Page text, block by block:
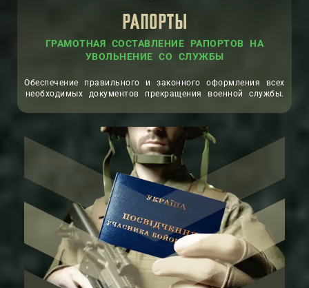
РАПОРТЫ
ГРАМОТНАЯ СОСТАВЛЕНИЕ РАПОРТОВ НА
УВОЛЬНЕНИЕ СО СЛУЖБЫ
Обеспечение правильного и законного оформления всех
необходимых документов прекращения военной службы.